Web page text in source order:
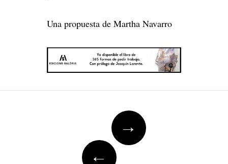
Una propuesta de Martha Navarro
navigation
→
←